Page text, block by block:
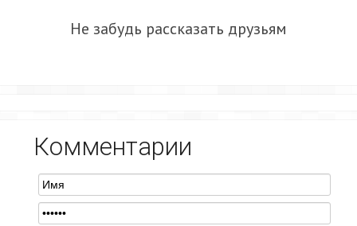
Не забудь рассказать друзьям
Комментарии